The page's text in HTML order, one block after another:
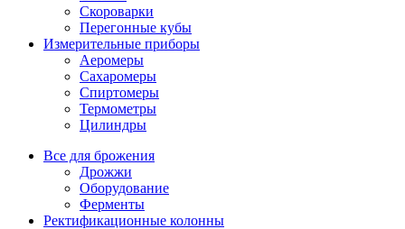
Скороварки
Перегонные кубы
Измерительные приборы
Аеромеры
Сахаромеры
Спиртомеры
Термометры
Цилиндры
Все для брожения
Дрожжи
Оборудование
Ферменты
Ректификационные колонны